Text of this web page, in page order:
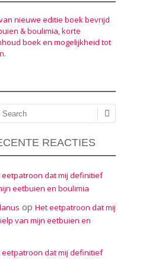
REACTIES
eetpatroon dat mij definitief
eetbuien en boulimia
op Het eetpatroon dat mij
van mijn eetbuien en
eetpatroon dat mij definitief